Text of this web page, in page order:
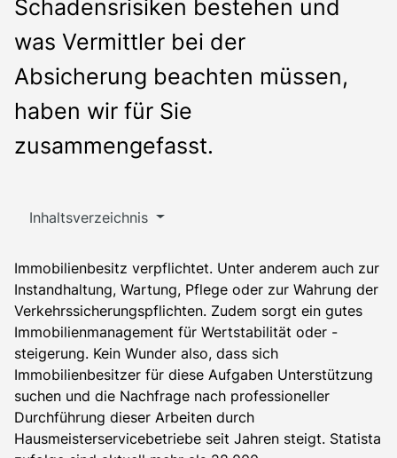
Schadensrisiken bestehen und
was Vermittler bei der
Absicherung beachten müssen,
haben wir für Sie
zusammengefasst.
Inhaltsverzeichnis
Immobilienbesitz verpflichtet. Unter anderem auch zur
Instandhaltung, Wartung, Pflege oder zur Wahrung der
Verkehrssicherungspflichten. Zudem sorgt ein gutes
Immobilienmanagement für Wertstabilität oder -
steigerung. Kein Wunder also, dass sich
Immobilienbesitzer für diese Aufgaben Unterstützung
suchen und die Nachfrage nach professioneller
Durchführung dieser Arbeiten durch
Hausmeisterservicebetriebe seit Jahren steigt. Statista